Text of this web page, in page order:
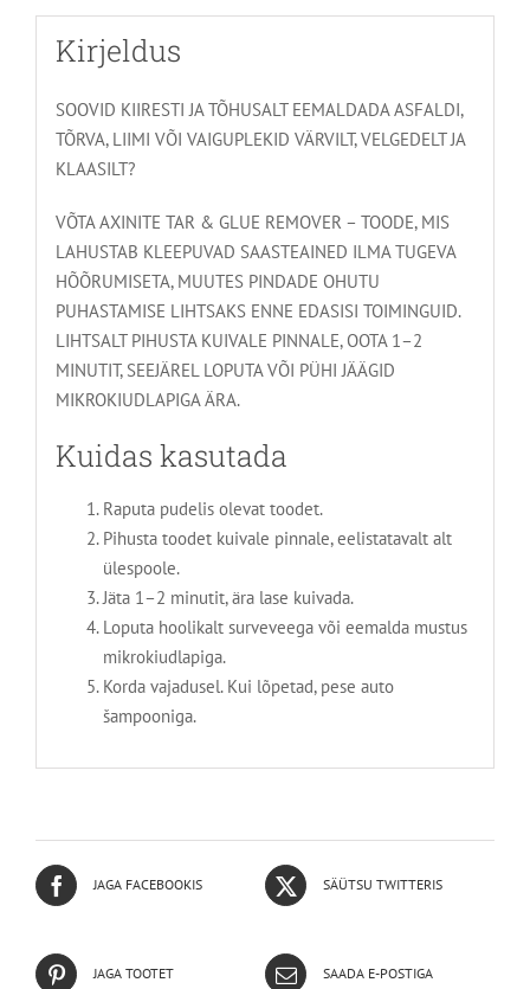
Kirjeldus
SOOVID KIIRESTI JA TÕHUSALT EEMALDADA ASFALDI,
TÕRVA, LIIMI VÕI VAIGUPLEKID VÄRVILT, VELGEDELT JA
KLAASILT?
VÕTA AXINITE TAR & GLUE REMOVER – TOODE, MIS
LAHUSTAB KLEEPUVAD SAASTEAINED ILMA TUGEVA
HÕÕRUMISETA, MUUTES PINDADE OHUTU
PUHASTAMISE LIHTSAKS ENNE EDASISI TOIMINGUID.
LIHTSALT PIHUSTA KUIVALE PINNALE, OOTA 1–2
MINUTIT, SEEJÄREL LOPUTA VÕI PÜHI JÄÄGID
MIKROKIUDLAPIGA ÄRA.
Kuidas kasutada
Raputa pudelis olevat toodet.
Pihusta toodet kuivale pinnale, eelistatavalt alt
ülespoole.
Jäta 1–2 minutit, ära lase kuivada.
Loputa hoolikalt surveveega või eemalda mustus
mikrokiudlapiga.
Korda vajadusel. Kui lõpetad, pese auto
šampooniga.
JAGA FACEBOOKIS SÄÜTSU TWITTERIS
JAGA TOOTET SAADA E-POSTIGA